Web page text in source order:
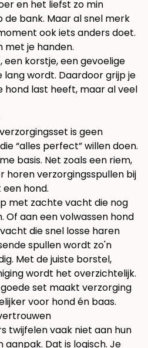
en het liefst zo min
de bank. Maar al snel merk
ook iets anders doet.
met je handen.
korstje, een gevoelige
lang wordt. Daardoor grijp je
hond last heeft, maar al veel
is geen
“alles perfect” willen doen.
basis. Net zoals een riem,
horen verzorgingsspullen bij
hond.
met zachte vacht die nog
Of aan een volwassen hond
die snel losse haren
spullen wordt zo'n
Met de juiste borstel,
wordt het overzichtelijk.
set maakt verzorging
voor hond én baas.
twijfelen vaak niet aan hun
aanpak. Dat is logisch. Je